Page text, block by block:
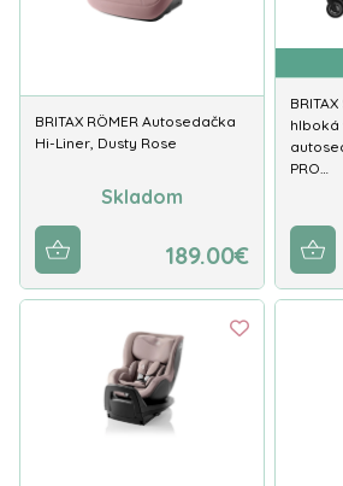
BRITAX RÖMER Autosedačka
Hi-Liner, Dusty Rose
Skladom
189.00€
hlboká
PRO…